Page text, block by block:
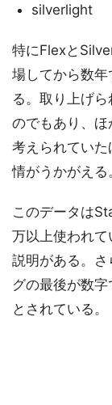
silverlight
特にFlexと
場してから数年
る。取り上げ
のでもあり、
考えられてい
情がうかがえる
このデータは
万以上使われ
説明がある。
グの最後が数
とされている。